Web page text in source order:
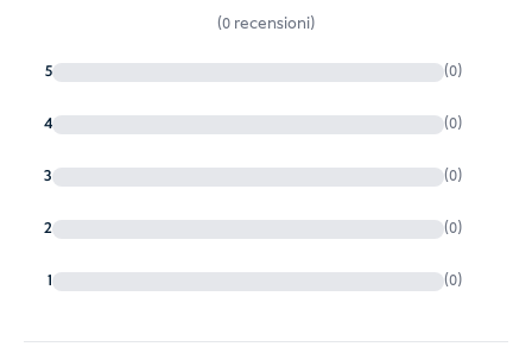
indagini sull'immigrazione
(0 recensioni)
5 (0)
4 (0)
3 (0)
2 (0)
1 (0)